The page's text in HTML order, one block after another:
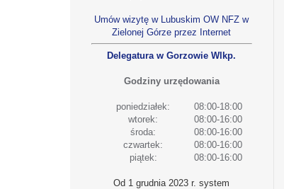
Umów wizytę w Lubuskim OW NFZ w
Zielonej Górze przez Internet
Delegatura w Gorzowie Wlkp.
Godziny urzędowania
poniedziałek:
08:00-18:00
wtorek:
08:00-16:00
środa:
08:00-16:00
czwartek:
08:00-16:00
piątek:
08:00-16:00
Od 1 grudnia 2023 r. system